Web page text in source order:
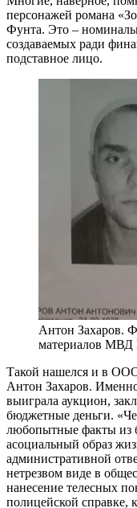
персонажей романа
Фунта. Это –
создаваемых ради
подставное лицо.
Антон Захаров.
материалов МВД
Такой нашелся и в
Антон Захаров.
выиграла аукцион,
бюджетные деньги.
любопытные факты из
асоциальный образ
административной
нетрезвом виде в
нанесение телесных
полицейской справке,